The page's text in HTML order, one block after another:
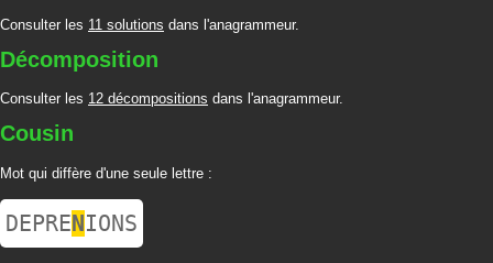
Consulter les 11 solutions dans l'anagrammeur.
Décomposition
Consulter les 12 décompositions dans l'anagrammeur.
Cousin
Mot qui diffère d'une seule lettre :
DEPRENIONS